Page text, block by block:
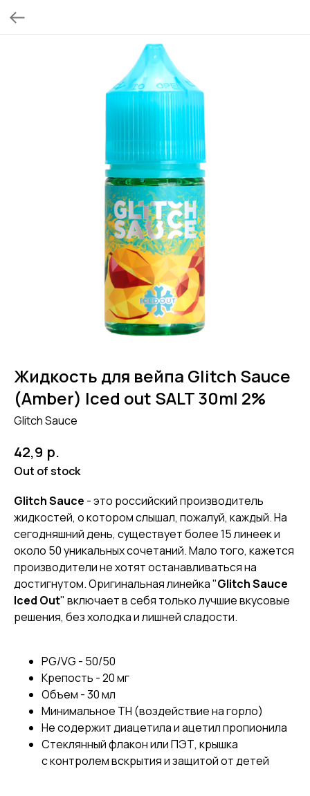
Жидкость для вейпа Glitch Sauce
(Amber) Iced out SALT 30ml 2%
Glitch Sauce
42,9 р.
Out of stock
Glitch Sauce - это российский производитель
жидкостей, о котором слышал, пожалуй, каждый. На
сегодняшний день, существует более 15 линеек и
около 50 уникальных сочетаний. Мало того, кажется
производители не хотят останавливаться на
достигнутом. Оригинальная линейка "Glitch Sauce
Iced Out" включает в себя только лучшие вкусовые
решения, без холодка и лишней сладости.
PG/VG - 50/50
Крепость - 20 мг
Объем - 30 мл
Минимальное TH (воздействие на горло)
Не содержит диацетила и ацетил пропионила
Стеклянный флакон или ПЭТ, крышка
с контролем вскрытия и защитой от детей